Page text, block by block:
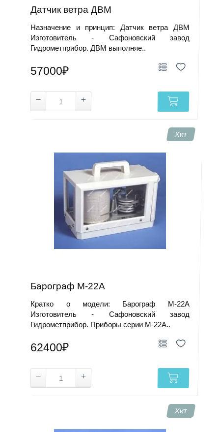
Датчик ветра ДВМ
Назначение и принцип: Датчик ветра ДВМ
Изготовитель - Сафоновский завод
Гидрометприбор. ДВМ выполняе..
57000₽
Хит
Барограф М-22А
Кратко о модели: Барограф М-22А
Изготовитель - Сафоновский завод
Гидрометприбор. Приборы серии М-22А..
62400₽
Хит